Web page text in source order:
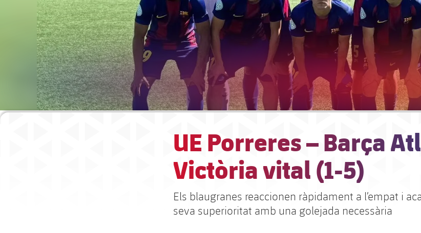
UE Porreres – Barça
Victòria vital (1-5)
Els blaugranes reaccionen ràpidament a l’empat i
seva superioritat amb una golejada necessària